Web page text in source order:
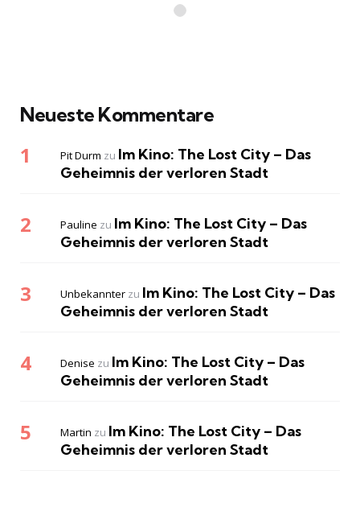
Neueste Kommentare
Pit Durm zu Im Kino: The Lost City – Das
Geheimnis der verloren Stadt
Pauline zu Im Kino: The Lost City – Das
Geheimnis der verloren Stadt
Unbekannter zu Im Kino: The Lost City – Das
Geheimnis der verloren Stadt
Denise zu Im Kino: The Lost City – Das
Geheimnis der verloren Stadt
Martin zu Im Kino: The Lost City – Das
Geheimnis der verloren Stadt